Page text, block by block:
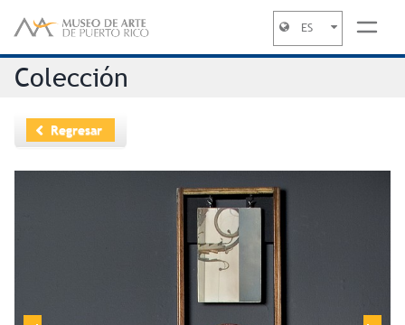
ES
Colección
Regresar